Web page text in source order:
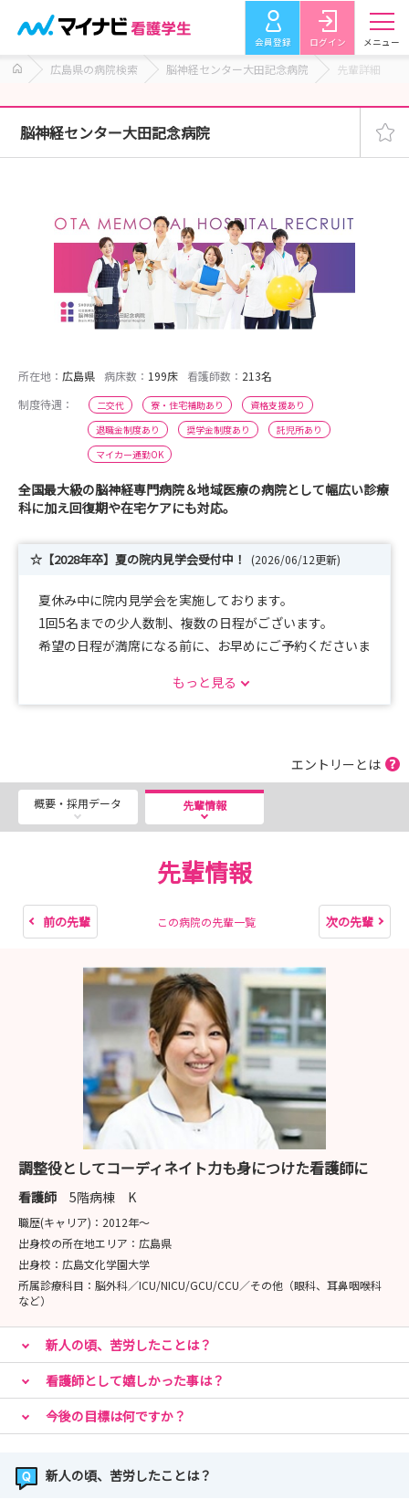
会員登録 ログイン メニュー
広島県の病院検索 脳神経センター大田記念病院 先輩詳細
脳神経センター大田記念病院
所在地： 広島県 病床数： 199床 看護師数： 213名
制度待遇：
二交代 寮・住宅補助あり
資格支援あり
退職金制度あり
奨学金制度あり
託児所あり
マイカー通勤OK
全国最大級の脳神経専門病院＆地域医療の病院として幅広い診療
科に加え回復期や在宅ケアにも対応。
☆【2028年卒】夏の院内見学会受付中！ (2026/06/12更新)
夏休み中に院内見学会を実施しております。
1回5名までの少人数制、複数の日程がございます。
希望の日程が満席になる前に、お早めにご予約くださいま
（少人数制につき予約はナース専科のサイトに統一してお
もっと見る
エントリーとは
概要・採用データ 先輩情報
先輩情報
前の先輩 この病院の先輩一覧 次の先輩
調整役としてコーディネイト力も身につけた看護師に
看護師 5階病棟 K
職歴(キャリア)： 2012年〜
出身校の所在地エリア： 広島県
出身校： 広島文化学園大学
所属診療科目： 脳外科／ICU/NICU/GCU/CCU／その他（眼科、耳鼻咽喉科
など）
新人の頃、苦労したことは？
看護師として嬉しかった事は？
今後の目標は何ですか？
新人の頃、苦労したことは？